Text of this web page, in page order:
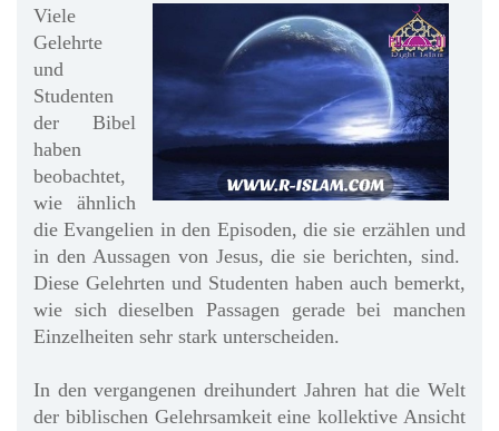
Viele
Gelehrte
und
Studenten
der Bibel
haben
beobachtet,
wie ähnlich
die Evangelien in den Episoden, die sie erzählen und
in den Aussagen von Jesus, die sie berichten, sind.
Diese Gelehrten und Studenten haben auch bemerkt,
wie sich dieselben Passagen gerade bei manchen
Einzelheiten sehr stark unterscheiden.
In den vergangenen dreihundert Jahren hat die Welt
der biblischen Gelehrsamkeit eine kollektive Ansicht